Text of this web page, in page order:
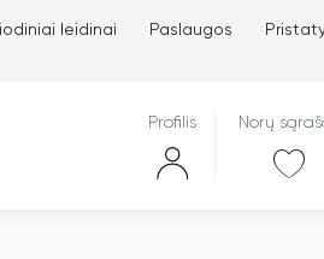
leidinai Paslaugos
Profilis Norų